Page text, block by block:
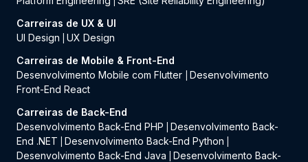
Carreiras de UX & UI
UI Design
UX Design
Carreiras de Mobile & Front-End
Desenvolvimento Mobile com Flutter
Desenvolvimento
Front-End React
Carreiras de Back-End
Desenvolvimento Back-End PHP
Desenvolvimento Back-
End .NET
Desenvolvimento Back-End Python
Desenvolvimento Back-End Java
Desenvolvimento Back-